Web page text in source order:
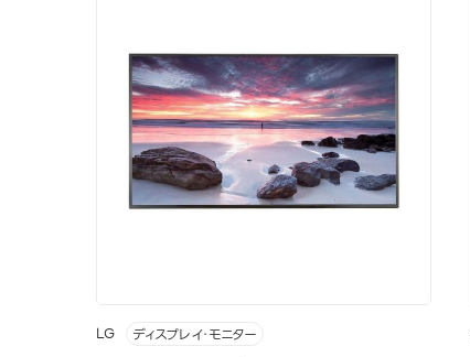
LG ディスプレイ・モニター